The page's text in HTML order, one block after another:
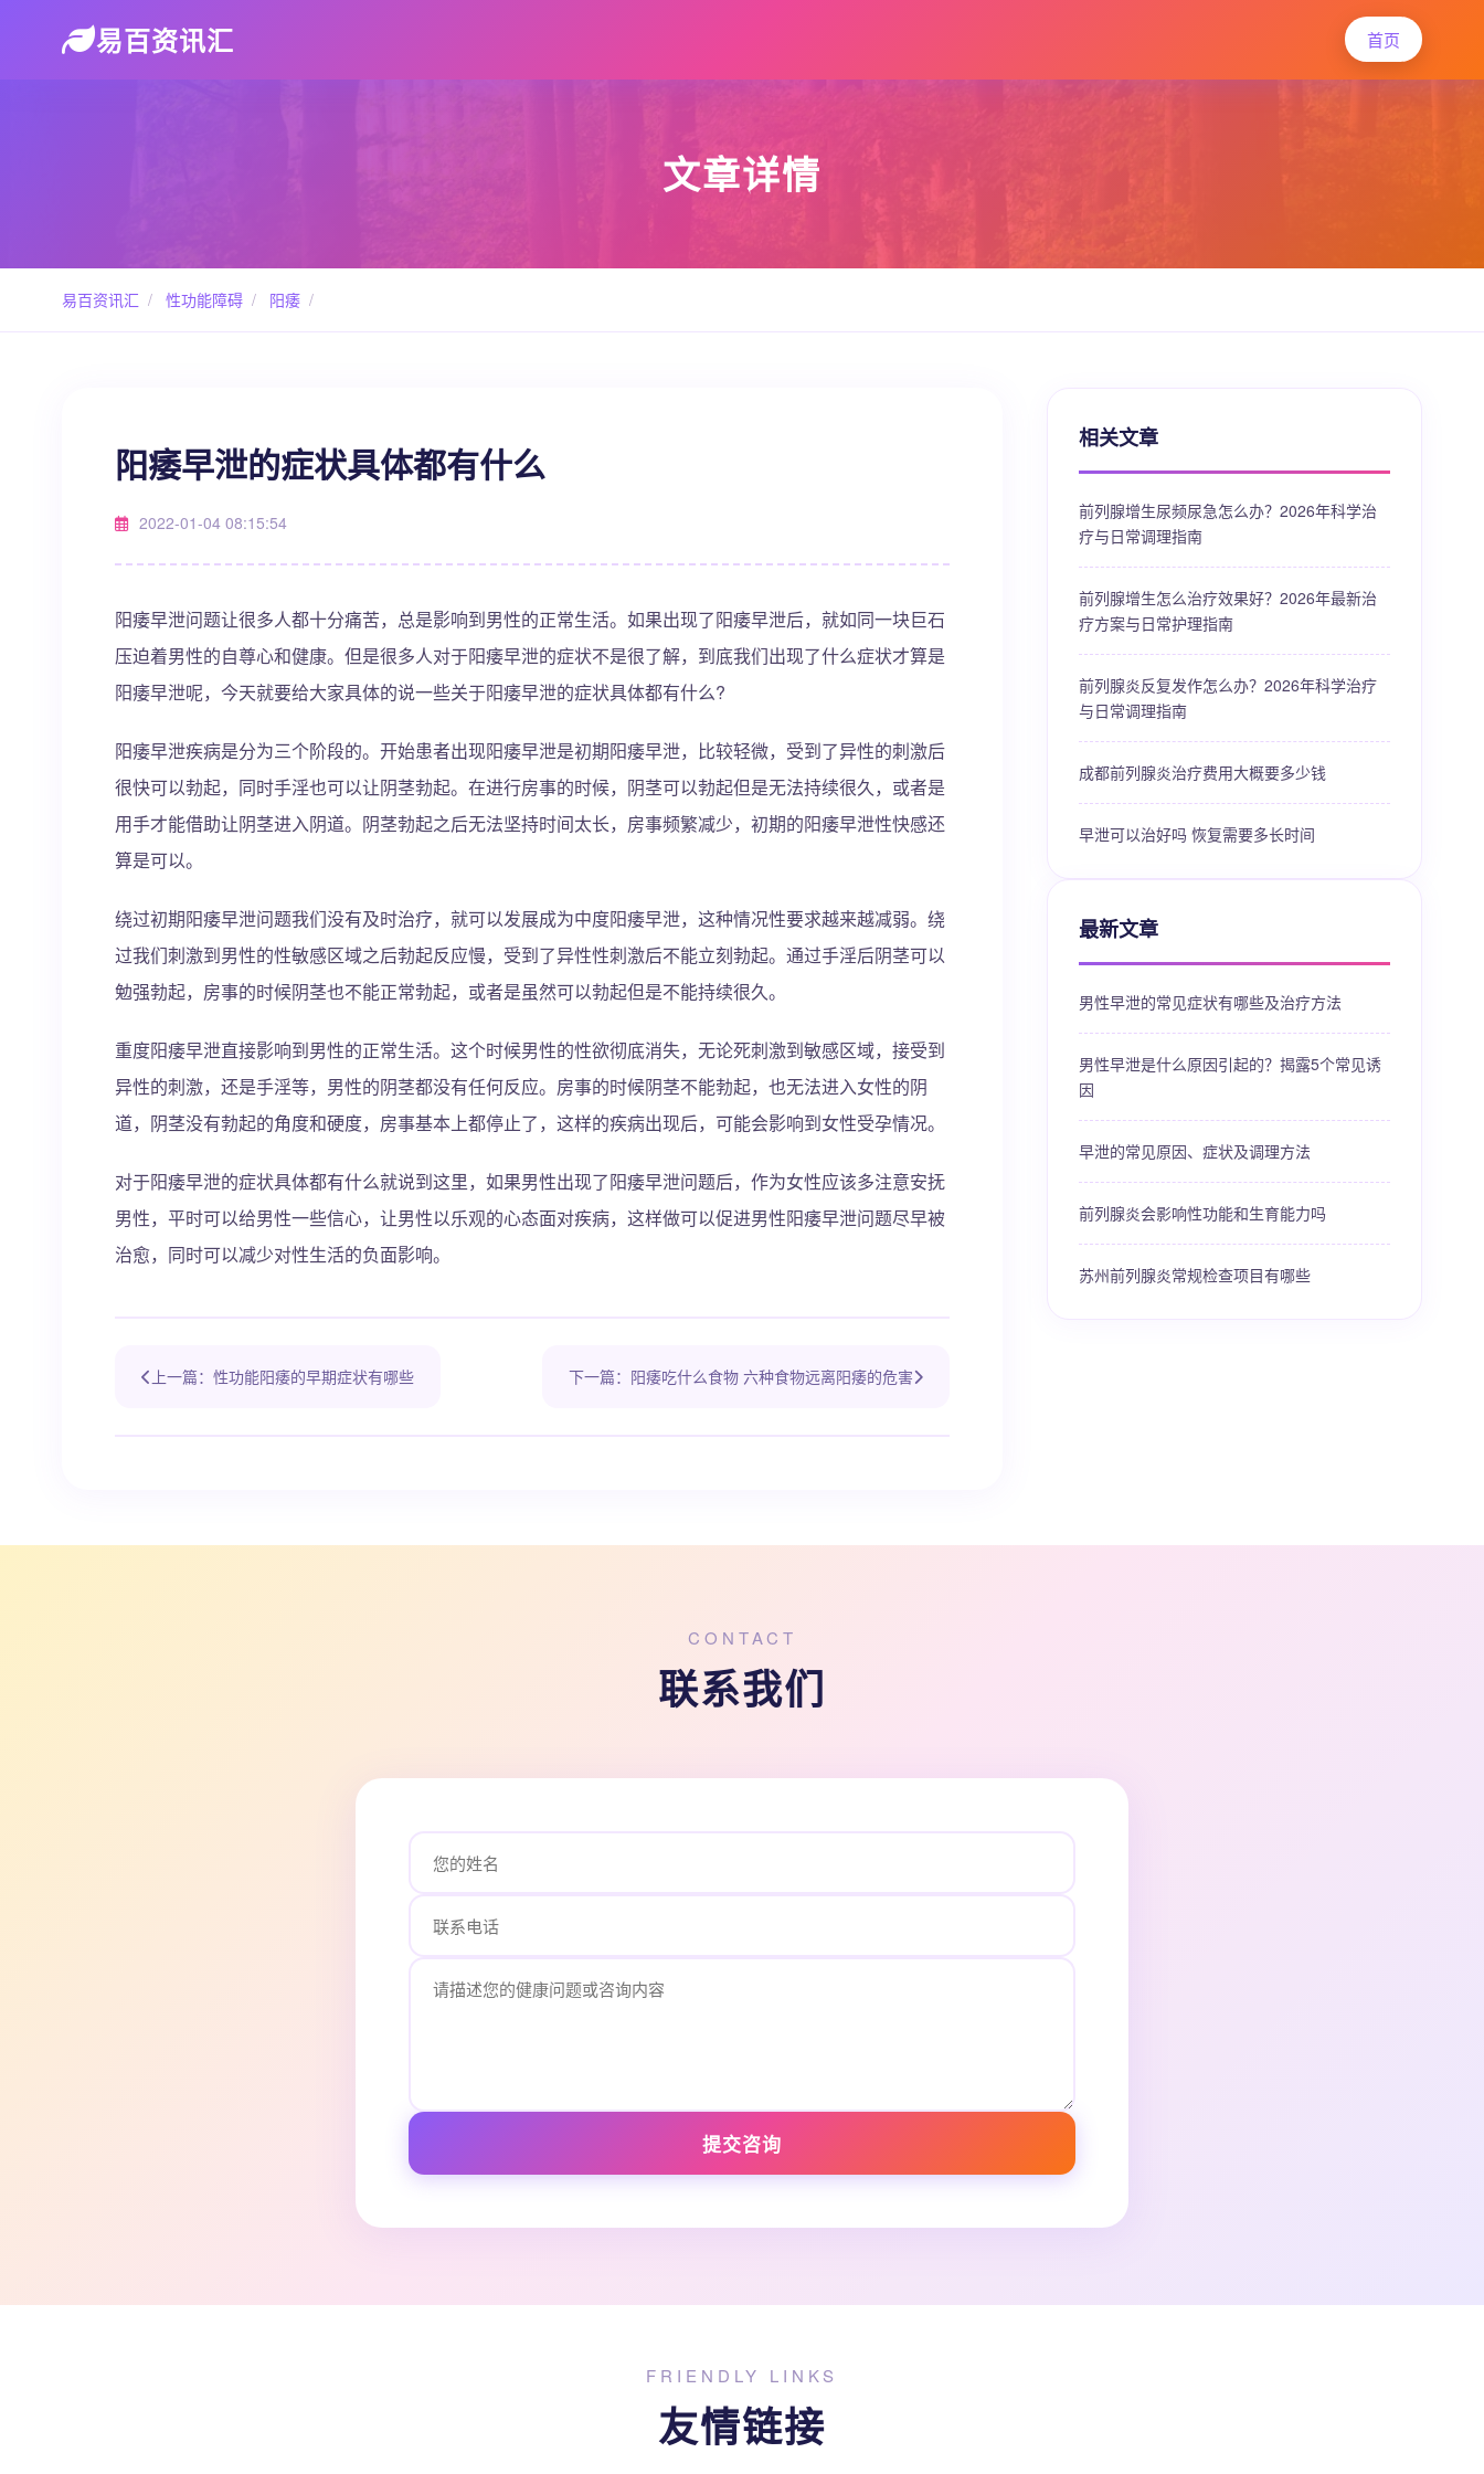
易百资讯汇 首页
文章详情
易百资讯汇 / 性功能障碍 / 阳痿 /
阳痿早泄的症状具体都有什么
2022-01-04 08:15:54
阳痿早泄问题让很多人都十分痛苦，总是影响到男性的正常生活。如果出现了阳痿早泄后，就如同一块巨石
压迫着男性的自尊心和健康。但是很多人对于阳痿早泄的症状不是很了解，到底我们出现了什么症状才算是
阳痿早泄呢，今天就要给大家具体的说一些关于阳痿早泄的症状具体都有什么?
阳痿早泄疾病是分为三个阶段的。开始患者出现阳痿早泄是初期阳痿早泄，比较轻微，受到了异性的刺激后
很快可以勃起，同时手淫也可以让阴茎勃起。在进行房事的时候，阴茎可以勃起但是无法持续很久，或者是
用手才能借助让阴茎进入阴道。阴茎勃起之后无法坚持时间太长，房事频繁减少，初期的阳痿早泄性快感还
算是可以。
绕过初期阳痿早泄问题我们没有及时治疗，就可以发展成为中度阳痿早泄，这种情况性要求越来越减弱。绕
过我们刺激到男性的性敏感区域之后勃起反应慢，受到了异性性刺激后不能立刻勃起。通过手淫后阴茎可以
勉强勃起，房事的时候阴茎也不能正常勃起，或者是虽然可以勃起但是不能持续很久。
重度阳痿早泄直接影响到男性的正常生活。这个时候男性的性欲彻底消失，无论死刺激到敏感区域，接受到
异性的刺激，还是手淫等，男性的阴茎都没有任何反应。房事的时候阴茎不能勃起，也无法进入女性的阴
道，阴茎没有勃起的角度和硬度，房事基本上都停止了，这样的疾病出现后，可能会影响到女性受孕情况。
对于阳痿早泄的症状具体都有什么就说到这里，如果男性出现了阳痿早泄问题后，作为女性应该多注意安抚
男性，平时可以给男性一些信心，让男性以乐观的心态面对疾病，这样做可以促进男性阳痿早泄问题尽早被
治愈，同时可以减少对性生活的负面影响。
上一篇：性功能阳痿的早期症状有哪些 下一篇：阳痿吃什么食物 六种食物远离阳痿的危害
相关文章
前列腺增生尿频尿急怎么办？2026年科学治
疗与日常调理指南
前列腺增生怎么治疗效果好？2026年最新治
疗方案与日常护理指南
前列腺炎反复发作怎么办？2026年科学治疗
与日常调理指南
成都前列腺炎治疗费用大概要多少钱
早泄可以治好吗 恢复需要多长时间
最新文章
男性早泄的常见症状有哪些及治疗方法
男性早泄是什么原因引起的？揭露5个常见诱
因
早泄的常见原因、症状及调理方法
前列腺炎会影响性功能和生育能力吗
苏州前列腺炎常规检查项目有哪些
CONTACT
联系我们
提交咨询
FRIENDLY LINKS
友情链接